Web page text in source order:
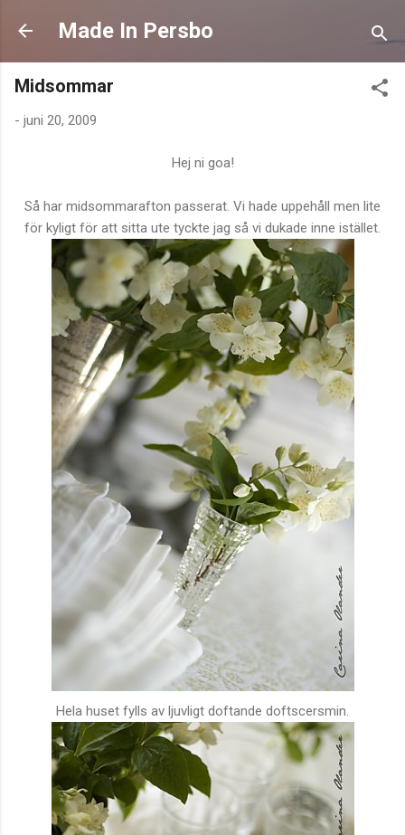
Fortsätt till huvudinnehåll
Made In Persbo
Midsommar
- juni 20, 2009
Hej ni goa!
Så har midsommarafton passerat. Vi hade uppehåll men lite
för kyligt för att sitta ute tyckte jag så vi dukade inne istället.
Hela huset fylls av ljuvligt doftande doftscersmin.